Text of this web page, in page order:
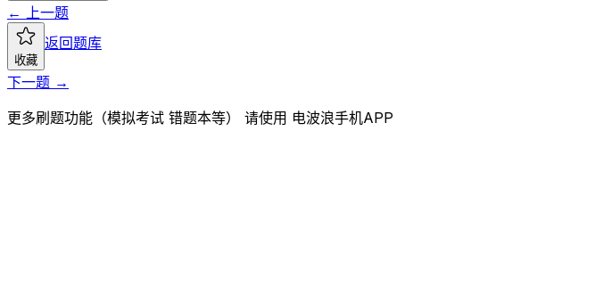
← 上一题
收藏
返回题库
下一题 →
更多刷题功能（模拟考试 错题本等） 请使用 电波浪手机APP